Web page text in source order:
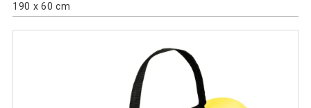
190 x 60 cm